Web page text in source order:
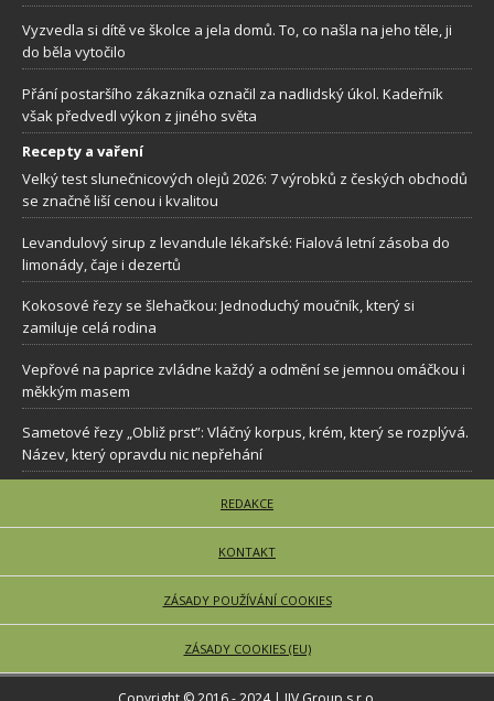
Vyzvedla si dítě ve školce a jela domů. To, co našla na jeho těle, ji
do běla vytočilo
Přání postaršího zákazníka označil za nadlidský úkol. Kadeřník
však předvedl výkon z jiného světa
Recepty a vaření
Velký test slunečnicových olejů 2026: 7 výrobků z českých obchodů
se značně liší cenou i kvalitou
Levandulový sirup z levandule lékařské: Fialová letní zásoba do
limonády, čaje i dezertů
Kokosové řezy se šlehačkou: Jednoduchý moučník, který si
zamiluje celá rodina
Vepřové na paprice zvládne každý a odmění se jemnou omáčkou i
měkkým masem
Sametové řezy „Obliž prst”: Vláčný korpus, krém, který se rozplývá.
Název, který opravdu nic nepřehání
REDAKCE
KONTAKT
ZÁSADY POUŽÍVÁNÍ COOKIES
ZÁSADY COOKIES (EU)